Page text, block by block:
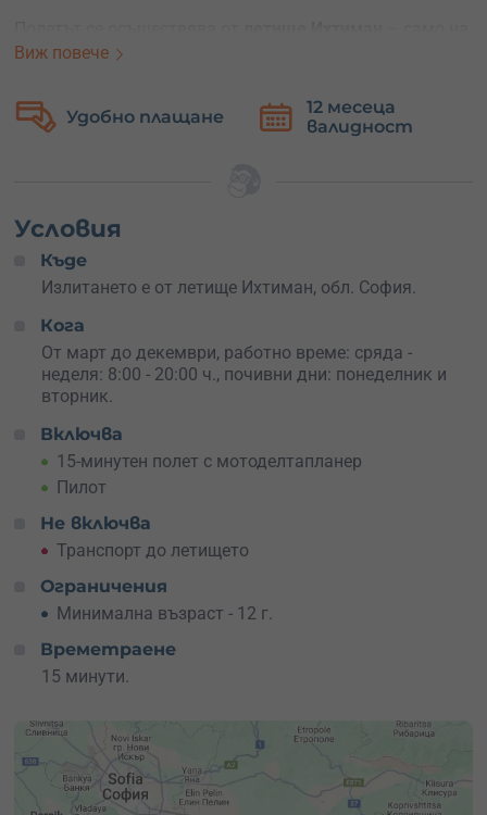
крачка отСофия
кратък инструктаж, започва магията – излитате и се
понасяте плавно нагоре, където гледките спират дъха.
невероятна видимост – усещането е като да летиш с
като картина – поля, планини, пътища и малки селца
изглеждат като от друг свят. Чувството е смесица от
всичко. А пилотът може дори да направи няколко
маневри, ако си падаш по по-динамични усещания!
Носи удобни дрехи, зареди телефона си (за снимки
дух. Ако никога досега не си летял, това е
начин да започнеш– сигурно, вълнуващо и напълно
безопасно.
Поръчай ваучер за себе си или изненадай някого с
това въздушно приключение.
спомен, подари свобода!
Виж повече
12 месеца
валидност
Безплатна
замяна
Условия
Къде
Излитането е от летище Ихтиман, обл. София.
Кога
От март до декември, работно време: сряда -
неделя: 8:00 - 20:00 ч., почивни дни: понеделник и
вторник.
Включва
15-минутен полет с мотоделтапланер
Пилот
Не включва
Транспорт до летището
Ограничения
Минимална възраст - 12 г.
Времетраене
15 минути.